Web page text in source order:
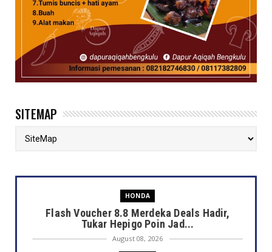
SITEMAP
HONDA
Flash Voucher 8.8 Merdeka Deals Hadir,
Tukar Hepigo Poin Jad...
August 08, 2026